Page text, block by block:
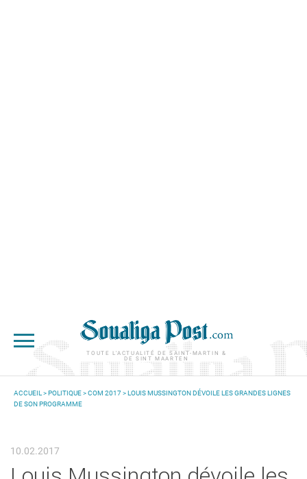
TOUTE L'ACTUALITÉ DE SAINT-MARTIN &
DE SINT MAARTEN
VOUS ÊTES ICI
ACCUEIL >POLITIQUE>COM 2017> LOUIS MUSSINGTON DÉVOILE LES GRANDES LIGNES
DE SON PROGRAMME
10.02.2017